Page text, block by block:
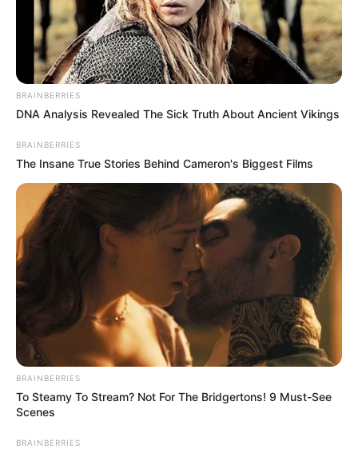
$20,000 In Personal Debt? You're Being Bleed Dry
Every Single Month
JG WENTWORTH
BRAINBERRIES
DNA Analysis Revealed The Sick Truth About Ancient Vikings
BRAINBERRIES
The Insane True Stories Behind Cameron's Biggest Films
BRAINBERRIES
To Steamy To Stream? Not For The Bridgertons! 9 Must-See
Scenes
BRAINBERRIES